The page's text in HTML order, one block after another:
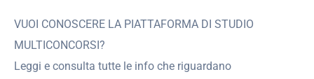
VUOI CONOSCERE LA PIATTAFORMA DI STUDIO
MULTICONCORSI?
Leggi e consulta tutte le info che riguardano